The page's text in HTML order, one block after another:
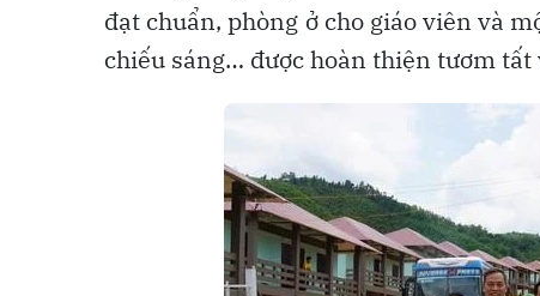
đạt chuẩn, phòng ở cho giáo viên và
chiếu sáng… được hoàn thiện tươm tất